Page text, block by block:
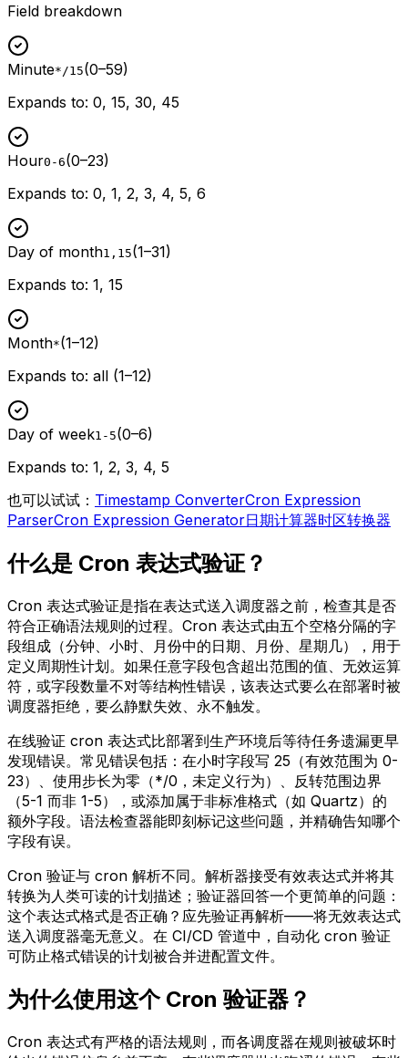
Field breakdown
Minute*/15(0–59)
Expands to: 0, 15, 30, 45
Hour0-6(0–23)
Expands to: 0, 1, 2, 3, 4, 5, 6
Day of month1,15(1–31)
Expands to: 1, 15
Month*(1–12)
Expands to: all (1–12)
Day of week1-5(0–6)
Expands to: 1, 2, 3, 4, 5
也可以试试： Timestamp ConverterCron Expression
ParserCron Expression Generator日期计算器时区转换器
什么是 Cron 表达式验证？
Cron 表达式验证是指在表达式送入调度器之前，检查其是否
符合正确语法规则的过程。Cron 表达式由五个空格分隔的字
段组成（分钟、小时、月份中的日期、月份、星期几），用于
定义周期性计划。如果任意字段包含超出范围的值、无效运算
符，或字段数量不对等结构性错误，该表达式要么在部署时被
调度器拒绝，要么静默失效、永不触发。
在线验证 cron 表达式比部署到生产环境后等待任务遗漏更早
发现错误。常见错误包括：在小时字段写 25（有效范围为 0-
23）、使用步长为零（*/0，未定义行为）、反转范围边界
（5-1 而非 1-5），或添加属于非标准格式（如 Quartz）的
额外字段。语法检查器能即刻标记这些问题，并精确告知哪个
字段有误。
Cron 验证与 cron 解析不同。解析器接受有效表达式并将其
转换为人类可读的计划描述；验证器回答一个更简单的问题：
这个表达式格式是否正确？应先验证再解析——将无效表达式
送入调度器毫无意义。在 CI/CD 管道中，自动化 cron 验证
可防止格式错误的计划被合并进配置文件。
为什么使用这个 Cron 验证器？
Cron 表达式有严格的语法规则，而各调度器在规则被破坏时